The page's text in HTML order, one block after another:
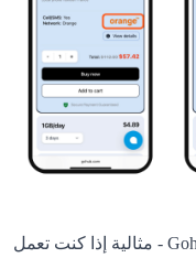
الـ eSIM المحلية هي الخيار المميز من Gohub - مثالية إذا كنت تعمل